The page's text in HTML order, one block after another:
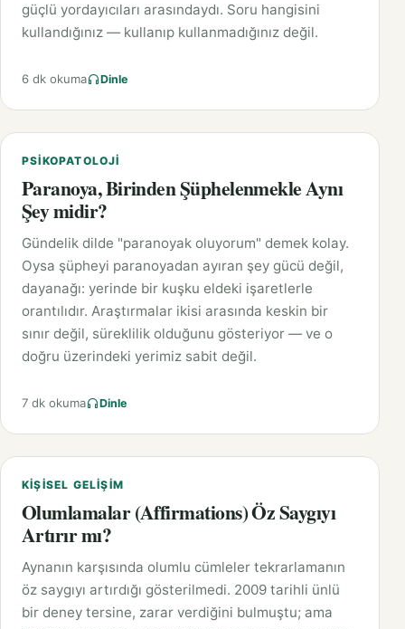
güçlü yordayıcıları arasındaydı. Soru hangisini
kullandığınız — kullanıp kullanmadığınız değil.
6 dk okuma Dinle
PSIKOPATOLOJI
Paranoya, Birinden Şüphelenmekle Aynı
Şey midir?
Gündelik dilde "paranoyak oluyorum" demek kolay.
Oysa şüpheyi paranoyadan ayıran şey gücü değil,
dayanağı: yerinde bir kuşku eldeki işaretlerle
orantılıdır. Araştırmalar ikisi arasında keskin bir
sınır değil, süreklilik olduğunu gösteriyor — ve o
doğru üzerindeki yerimiz sabit değil.
7 dk okuma Dinle
KIŞISEL GELIŞIM
Olumlamalar (Affirmations) Öz Saygıyı
Artırır mı?
Aynanın karşısında olumlu cümleler tekrarlamanın
öz saygıyı artırdığı gösterilmedi. 2009 tarihli ünlü
bir deney tersine, zarar verdiğini bulmuştu; ama